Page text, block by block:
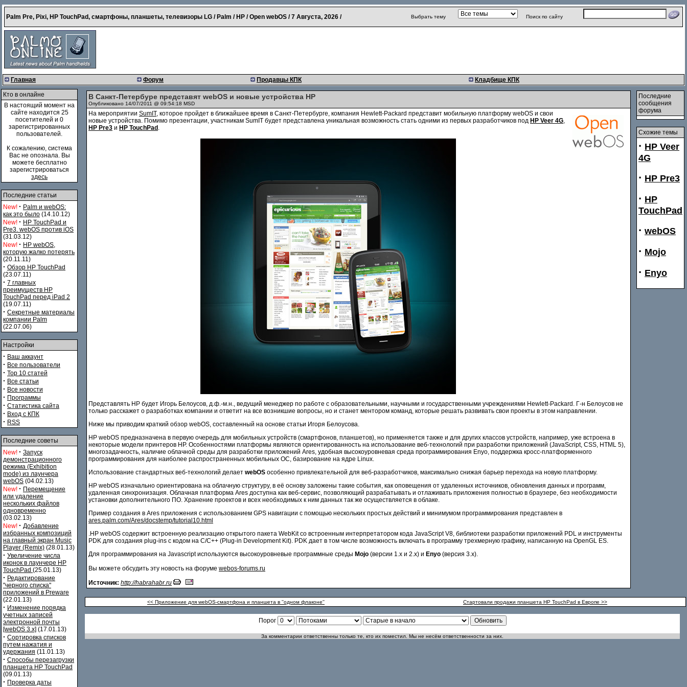
Palm Pre, Pixi, HP TouchPad, смартфоны, планшеты, телевизоры LG / Palm / HP / Open webOS /7 Августа, 2026 / Выбрать тему Поиск по сайту
Главная Форум Продавцы КПК Кладбище КПК
Кто в онлайне
В настоящий момент на
сайте находится 25
посетителей и 0
зарегистрированных
пользователей.
К сожалению, система
Вас не опознала. Вы
можете бесплатно
зарегистрироваться
здесь
Последние статьи
New! · Palm и webOS:
как это было (14.10.12)
New! · HP TouchPad и
Pre3. webOS против iOS
(31.03.12)
New! · HP webOS,
которую жалко потерять
(20.11.11)
· Обзор HP TouchPad
(23.07.11)
· 7 главных
преимуществ HP
TouchPad перед iPad 2
(19.07.11)
· Секретные материалы
компании Palm
(22.07.06)
Настройки
· Ваш аккаунт
· Все пользователи
· Top 10 статей
· Все статьи
· Все новости
· Программы
· Статистика сайта
· Вход с КПК
· RSS
Последние советы
New! · Запуск
демонстрационного
режима (Exhibition
mode) из лаунчера
webOS (04.02.13)
New! · Перемещение
или удаление
нескольких файлов
одновременно
(03.02.13)
New! · Добавление
избранных композиций
на главный экран Music
Player (Remix) (28.01.13)
· Увеличение числа
иконок в лаунчере HP
TouchPad (25.01.13)
· Редактирование
"черного списка"
приложений в Preware
(22.01.13)
· Изменение порядка
учетных записей
электронной почты
[webOS 3.x] (17.01.13)
· Сортировка списков
путем нажатия и
удержания (11.01.13)
· Способы перезагрузки
планшета HP TouchPad
(09.01.13)
· Проверка даты
В Санкт-Петербуре представят webOS и новые устройства HP
Опубликовано 14/07/2011 @ 09:54:18 MSD
На мероприятии SumIT, которое пройдет в ближайшее время в Санкт-Петербурге, компания Hewlett-Packard представит мобильную платформу webOS и свои
новые устройства. Помимо презентации, участникам SumIT будет представлена уникальная возможность стать одними из первых разработчиков под HP Veer 4G,
HP Pre3 и HP TouchPad .
Представлять HP будет Игорь Белоусов, д.ф.-м.н., ведущий менеджер по работе с образовательными, научными и государственными учреждениями Hewlett-Packard. Г-н Белоусов не
только расскажет о разработках компании и ответит на все возникшие вопросы, но и станет ментором команд, которые решать развивать свои проекты в этом направлении.
Ниже мы приводим краткий обзор webOS, составленный на основе статьи Игоря Белоусова.
HP webOS предназначена в первую очередь для мобильных устройств (смартфонов, планшетов), но применяется также и для других классов устройств, например, уже встроена в
некоторые модели принтеров HP. Особенностями платформы являются ориентированность на использование веб-технологий при разработки приложений (JavaScript, CSS, HTML 5),
многозадачность, наличие облачной среды для разработки приложений Ares, удобная высокоуровневая среда программирования Enyo, поддержка кросс-платформенного
программирования для наиболее распространенных мобильных ОС, базирование на ядре Linux.
Использование стандартных веб-технологий делает webOS особенно привлекательной для веб-разработчиков, максимально снижая барьер перехода на новую платформу.
HP webOS изначально ориентирована на облачную структуру, в её основу заложены такие события, как оповещения от удаленных источников, обновления данных и программ,
удаленная синхронизация. Облачная платформа Ares доступна как веб-сервис, позволяющий разрабатывать и отлаживать приложения полностью в браузере, без необходимости
установки дополнительного ПО. Хранение проектов и всех необходимых к ним данных так же осуществляется в облаке.
Пример создания в Ares приложения с использованием GPS навигации с помощью нескольких простых действий и минимумом программирования представлен в
ares.palm.com/Ares/docstemp/tutorial10.html
.HP webOS содержит встроенную реализацию открытого пакета WebKit со встроенным интерпретатором кода JavaScript V8, библиотеки разработки приложений PDL и инструменты
PDK для создания plug-ins с кодом на C/C++ (Plug-in Development Kit). PDK дает в том числе возможность включать в программу трехмерную графику, написанную на OpenGL ES.
Для программирования на Javascript используются высокоуровневые программные среды Mojo (версии 1.x и 2.x) и Enyo (версия 3.x).
Вы можете обсудить эту новость на форуме webos-forums.ru
Источник: http://habrahabr.ru
Последние
сообщения
форума
Схожие темы
· HP Veer
4G
· HP Pre3
· HP
TouchPad
· webOS
· Mojo
· Enyo
<< Приложение для webOS-смартфона и планшета в ''одном флаконе'' Стартовали продажи планшета HP TouchPad в Европе >>
Порог
За комментарии ответственны только те, кто их поместил. Мы не несём ответственности за них.